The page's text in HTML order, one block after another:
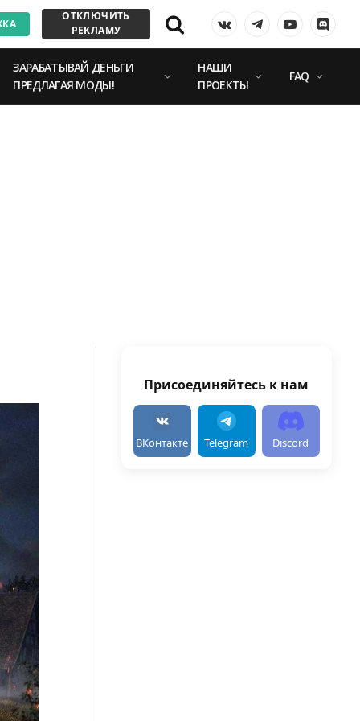
ОТКЛЮЧИТЬ
РЕКЛАМУ
VKontakteTelegramYouTube
ЗАРАБАТЫВАЙ ДЕНЬГИ
ПРЕДЛАГАЯ МОДЫ!
НАШИ
ПРОЕКТЫ
FAQ
Присоединяйтесь к нам
ВКонтакте Telegram Discord